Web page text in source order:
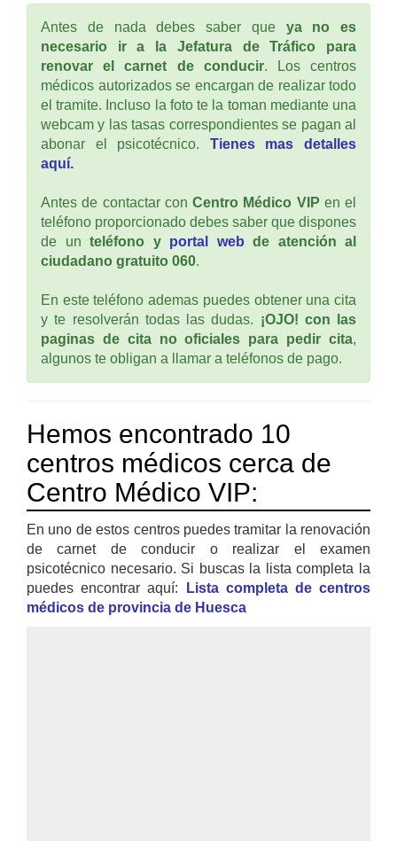
Antes de nada debes saber que ya no es
necesario ir a la Jefatura de Tráfico para
renovar el carnet de conducir. Los centros
médicos autorizados se encargan de realizar todo
el tramite. Incluso la foto te la toman mediante una
webcam y las tasas correspondientes se pagan al
abonar el psicotécnico. Tienes mas detalles
aquí.
Antes de contactar con Centro Médico VIP en el
teléfono proporcionado debes saber que dispones
de un teléfono y portal web de atención al
ciudadano gratuito 060.
En este teléfono ademas puedes obtener una cita
y te resolverán todas las dudas. ¡OJO! con las
paginas de cita no oficiales para pedir cita,
algunos te obligan a llamar a teléfonos de pago.
Hemos encontrado 10
centros médicos cerca de
Centro Médico VIP:
En uno de estos centros puedes tramitar la renovación
de carnet de conducir o realizar el examen
psicotécnico necesario. Si buscas la lista completa la
puedes encontrar aquí:
Lista completa de centros
médicos de provincia de Huesca